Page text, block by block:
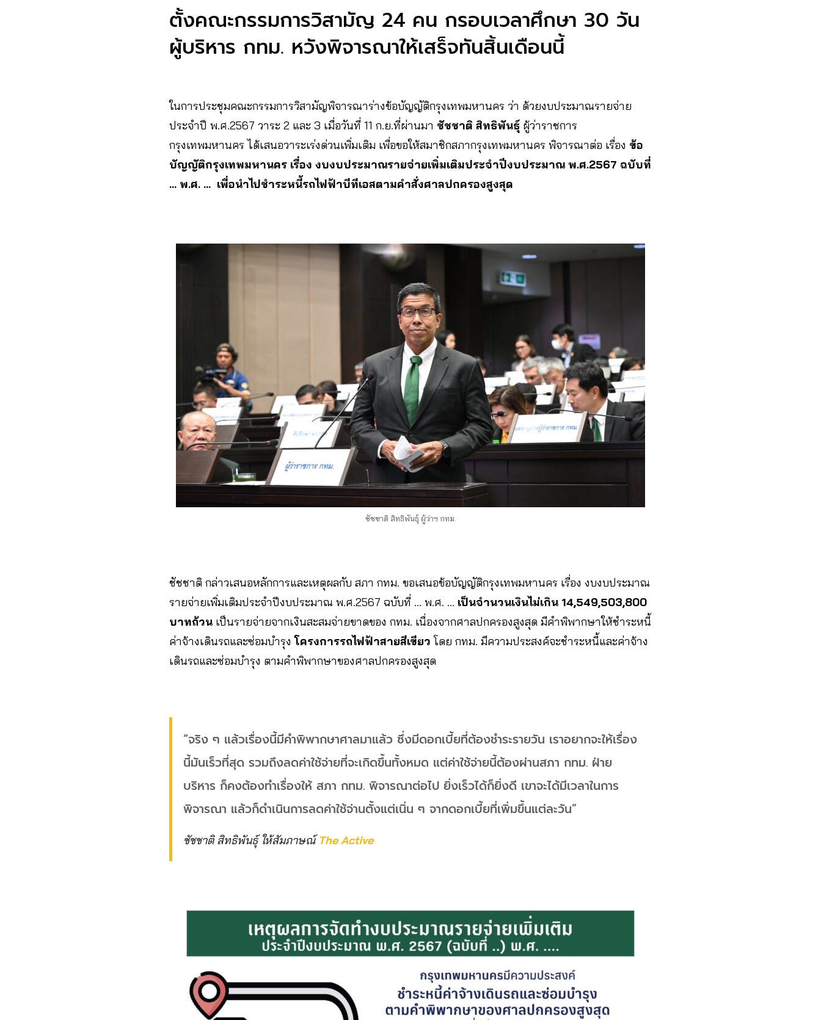
ตั้งคณะกรรมการวิสามัญ 24 คน กรอบเวลาศึกษา 30 วัน
ผู้บริหาร กทม. หวังพิจารณาให้เสร็จทันสิ้นเดือนนี้
ในการประชุมคณะกรรมการวิสามัญพิจารณาร่างข้อบัญญัติกรุงเทพมหานคร ว่า ด้วยงบประมาณรายจ่าย
ประจำปี พ.ศ.2567 วาระ 2 และ 3 เมื่อวันที่ 11 ก.ย.ที่ผ่านมา ชัชชาติ สิทธิพันธุ์ ผู้ว่าราชการ
กรุงเทพมหานคร ได้เสนอวาระเร่งด่วนเพิ่มเติม เพื่อขอให้สมาชิกสภากรุงเทพมหานคร พิจารณาต่อ เรื่อง ข้อ
บัญญัติกรุงเทพมหานคร เรื่อง งบงบประมาณรายจ่ายเพิ่มเติมประจำปีงบประมาณ พ.ศ.2567 ฉบับที่
… พ.ศ. … เพื่อนำไปชำระหนี้รถไฟฟ้าบีทีเอสตามคำสั่งศาลปกครองสูงสุด
ชัชชาติ สิทธิพันธุ์ ผู้ว่าฯ กทม.
ชัชชาติ กล่าวเสนอหลักการและเหตุผลกับ สภา กทม. ขอเสนอข้อบัญญัติกรุงเทพมหานคร เรื่อง งบงบประมาณ
รายจ่ายเพิ่มเติมประจำปีงบประมาณ พ.ศ.2567 ฉบับที่ … พ.ศ. … เป็นจำนวนเงินไม่เกิน 14,549,503,800
บาทถ้วน เป็นรายจ่ายจากเงินสะสมจ่ายขาดของ กทม. เนื่องจากศาลปกครองสูงสุด มีคำพิพากษาให้ชำระหนี้
ค่าจ้างเดินรถและซ่อมบำรุงโครงการรถไฟฟ้าสายสีเขียวโดย กทม. มีความประสงค์จะชำระหนี้และค่าจ้าง
เดินรถและซ่อมบำรุง ตามคำพิพากษาของศาลปกครองสูงสุด
“จริง ๆ แล้วเรื่องนี้มีคำพิพากษาศาลมาแล้ว ซึ่งมีดอกเบี้ยที่ต้องชำระรายวัน เราอยากจะให้เรื่อง
นี้มันเร็วที่สุด รวมถึงลดค่าใช้จ่ายที่จะเกิดขึ้นทั้งหมด แต่ค่าใช้จ่ายนี้ต้องผ่านสภา กทม. ฝ่าย
บริหาร ก็คงต้องทำเรื่องให้ สภา กทม. พิจารณาต่อไป ยิ่งเร็วได้ก็ยิ่งดี เขาจะได้มีเวลาในการ
พิจารณา แล้วก็ดำเนินการลดค่าใช้จ่านตั้งแต่เนิ่น ๆ จากดอกเบี้ยที่เพิ่มขึ้นแต่ละวัน”
ชัชชาติ สิทธิพันธุ์ ให้สัมภาษณ์ The Active